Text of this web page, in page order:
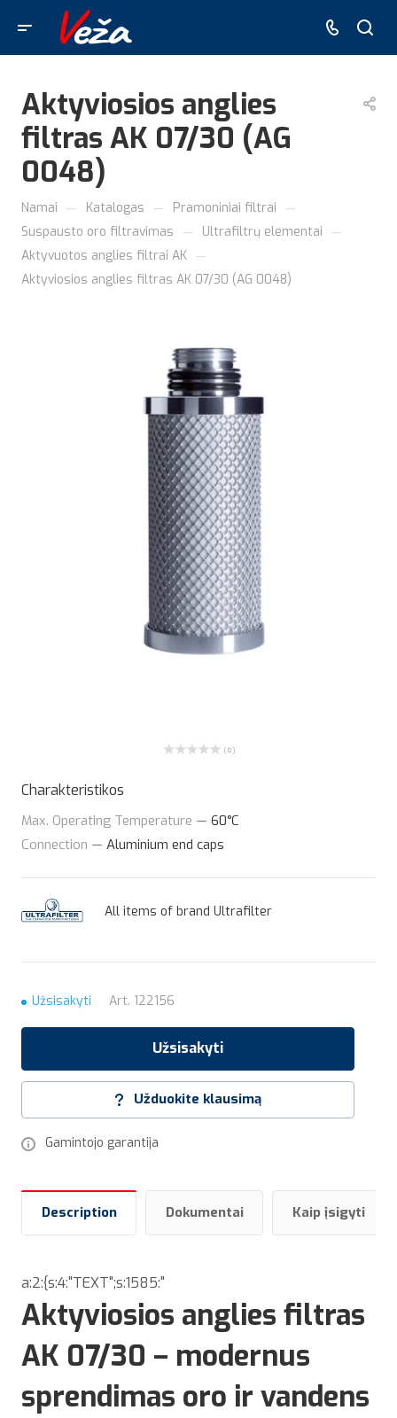
Aktyviosios anglies
filtras AK 07/30 (AG
0048)
Namai — Katalogas — Pramoniniai filtrai —
Suspausto oro filtravimas — Ultrafiltrų elementai —
Aktyvuotos anglies filtrai AK —
Aktyviosios anglies filtras AK 07/30 (AG 0048)
( 0 )
Charakteristikos
Max. Operating Temperature — 60°C
Connection — Aluminium end caps
All items of brand Ultrafilter
Užsisakyti Art. 122156
Užsisakyti
Užduokite klausimą
Gamintojo garantija
Description Dokumentai Kaip įsigyti
a:2:{s:4:"TEXT";s:1585:"
Aktyviosios anglies filtras
AK 07/30 – modernus
sprendimas oro ir vandens